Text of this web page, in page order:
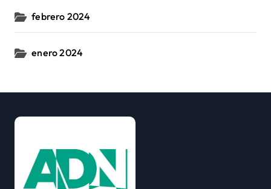
febrero 2024
enero 2024